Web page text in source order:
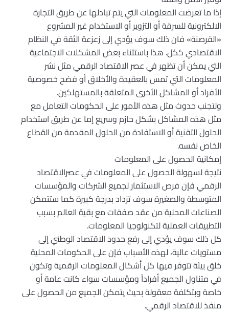
إذا ما تعرضت المعلومات التي يتم تبادلها عن طريق التجارة
الالكترونية للسرقة أو التزوير أو الاستخدام غير المشروع
«القرصنة» فان ذلك سوف يؤدي إلى زعزعة الثقة في النظام
الاقتصادي ككل. هذا باستثناء بعض المشكلات الاجتماعية
التي يمكن أن تظهر في عصر الاقتصاد الرقمي مثل نشر
المعلومات التي تمس بالعقيدة والأخلاق أو فضح خصوصية
الأفراد أو المشاكل الأخرى المتعلقة بالمستهلكين.
ولتجنب حدوث مثل هذه الأمور على الحكومات التعامل مع
مثل هذه المشاكل بشكل حازم وسريع إما عن طريق استخدام
الحلول التقنية أو الاستفادة من الحلول المقدمة من القطاع
الخاص نفسه.
إمكانية الحصول على المعلومات
نتيجة لسهولة الحصول على المعلومات في عصرالاقتصاد
الرقمي فإن فرص الاستثمار لجميع الشركات والمؤسسات
المتوسطة والصغيرة سوف تزداد بدرجة كبيرة كما ستتمكن
الصناعات المحلية من عقد صفقات مع بقية العالم بسبب
التطبيقات العملية لتكنولوجيا المعلومات.
كل ذلك سوف يؤدي إلى رفع حدود الاقتصاد الوطني إلى
مستويات عالية، لهذه الأسباب فإن على الحكومات المحلية
خلق بيئة تتوفر فيها كل أشكال المعلومات الرقمية وتكون
في متناول الجميع أفراداً ومؤسسات سواء كانت عامة أو
خاصة وبتكلفة معقولة بحيث يتمكن الجميع من الحصول على
منفذ للاقتصاد الرقمي.